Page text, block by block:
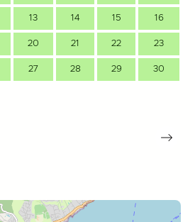
13 14 15 16
20 21 22 23
27 28 29 30